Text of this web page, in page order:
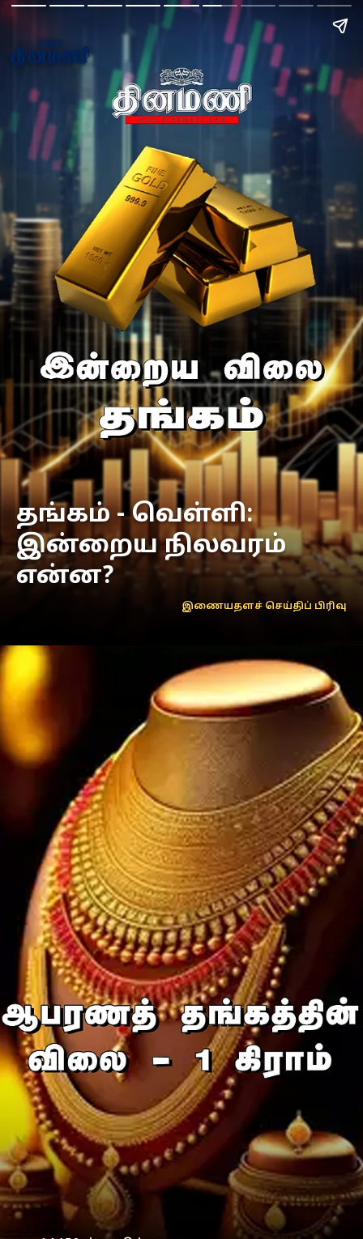
தங்கம் - வெள்ளி:
இன்றைய நிலவரம்
என்ன?
இணையதளச் செய்திப் பிரிவு